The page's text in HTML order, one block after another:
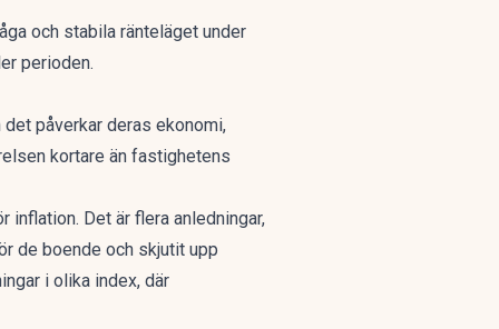
och stabila ränteläget under
perioden.
påverkar deras ekonomi,
kortare än fastighetens
inflation. Det är flera anledningar,
de boende och skjutit upp
i olika index, där